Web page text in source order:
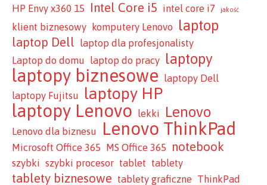
HP Envy x360 15 Intel Core i5 intel core i7 jakość
klient biznesowy komputery Lenovo laptop
laptop Dell laptop dla profesjonalisty
Laptop do domu laptop do pracy laptopy
laptopy biznesowe laptopy Dell
laptopy Fujitsu laptopy HP
laptopy Lenovo lekki Lenovo
Lenovo dla biznesu Lenovo ThinkPad
Microsoft Office 365 MS Office 365 notebook
szybki szybki procesor tablet tablety
tablety biznesowe tablety graficzne ThinkPad